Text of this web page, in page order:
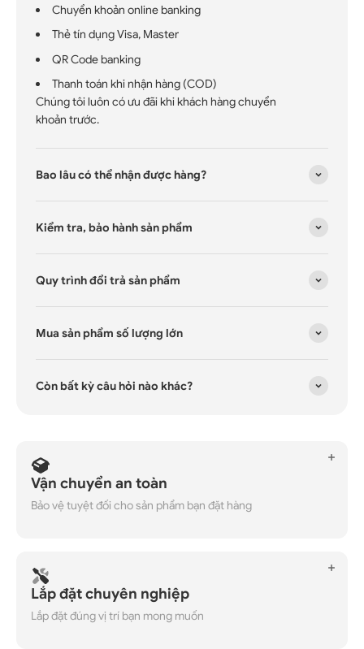
Chuyển khoản online banking
Thẻ tín dụng Visa, Master
QR Code banking
Thanh toán khi nhận hàng (COD)
Chúng tôi luôn có ưu đãi khi khách hàng chuyển
khoản trước.
Bao lâu có thể nhận được hàng?
Kiểm tra, bảo hành sản phẩm
Quy trình đổi trả sản phẩm
Mua sản phẩm số lượng lớn
Còn bất kỳ câu hỏi nào khác?
Vận chuyển an toàn
Bảo vệ tuyệt đối cho sản phẩm bạn đặt hàng
Lắp đặt chuyên nghiệp
Lắp đặt đúng vị trí bạn mong muốn